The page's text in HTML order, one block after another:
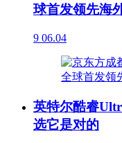
球首发领先海
9 06.04
英特尔酷睿
选它是对的